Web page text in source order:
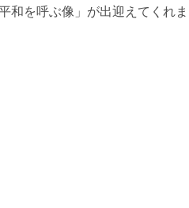
和を呼ぶ像」が出迎えてくれま